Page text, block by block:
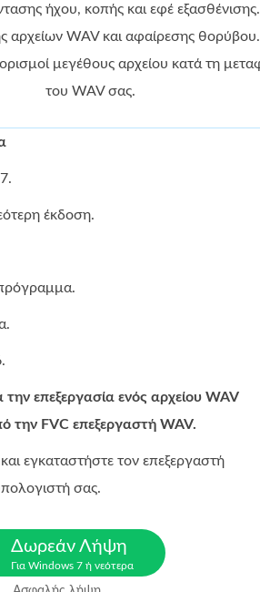
ήχου, κοπής και εφέ εξασθένισης.
αρχείων WAV και αφαίρεσης θορύβου.
μεγέθους αρχείου κατά τη
του WAV σας.
έκδοση.
επεξεργασία ενός αρχείου WAV
την FVC επεξεργαστή WAV.
εγκαταστήστε τον επεξεργαστή
σας.
Δωρεάν Λήψη
Για Windows 7 ή νεότερα